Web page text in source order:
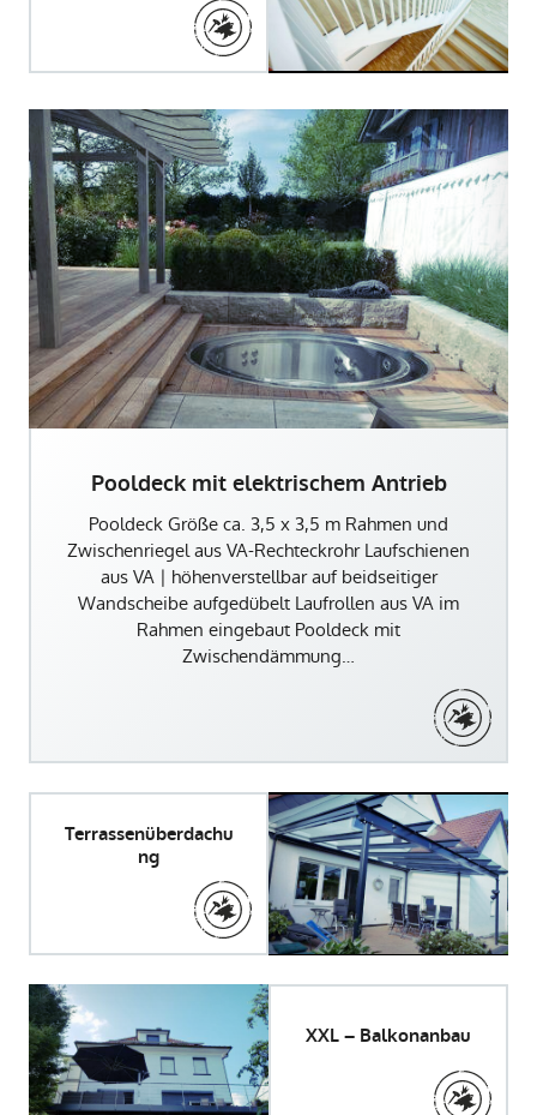
Pooldeck mit elektrischem Antrieb
Pooldeck Größe ca. 3,5 x 3,5 m Rahmen und
Zwischenriegel aus VA-Rechteckrohr Laufschienen
aus VA | höhenverstellbar auf beidseitiger
Wandscheibe aufgedübelt Laufrollen aus VA im
Rahmen eingebaut Pooldeck mit
Zwischendämmung…
Terrassenüberdachu
ng
XXL – Balkonanbau